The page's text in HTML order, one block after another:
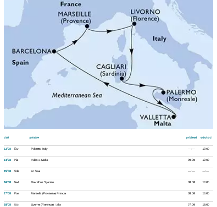
deň prístav odchod
príchod
17:00
---:---
13/08 Štv Palermo Italy
17:00
09:00
14/08 Pia Valletta Malta
---:---
---:---
15/08 Sob At Sea
18:00
08:00
16/08 Ned Barcelona Spanien
16:00
08:00
17/08 Pon Marsella (Provenza) Francia
18:00
07:00
18/08 Uto Livorno (Florencia) Italia